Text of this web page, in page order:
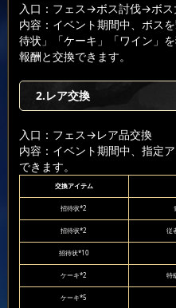
入口：フェス→ボス討伐→ボス
内容：イベント期間中、ボス
待状」「ケーキ」「ワイン」
報酬と交換できます。
2.レア交換
入口：フェス→レア品交換
内容：イベント期間中、指定
できます。
交換アイテム
招待状*2
招待状*2 従
招待状*10
ケーキ*2 特
ケーキ*5